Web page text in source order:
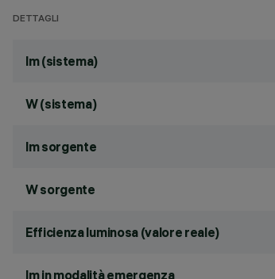
DETTAGLI
lm (sistema)
W (sistema)
lm sorgente
W sorgente
Efficienza luminosa (valore reale)
lm in modalità emergenza